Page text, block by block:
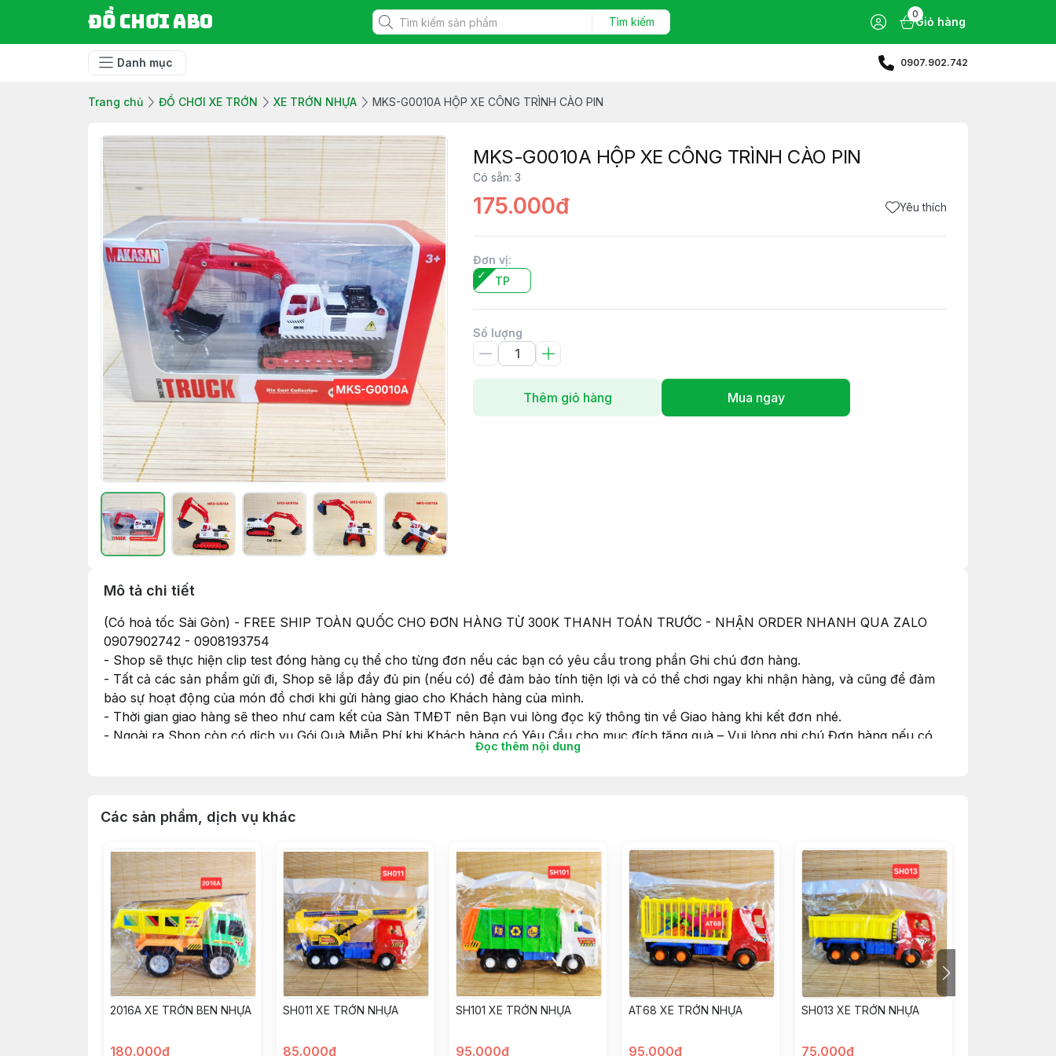
Đồ chơi ABO Tìm kiếm
0
Giỏ hàng
Danh mục 0907.902.742
Trang chủ ĐỒ CHƠI XE TRỚN XE TRỚN NHỰA MKS-G0010A HỘP XE CÔNG TRÌNH CÀO PIN
MKS-G0010A HỘP XE CÔNG TRÌNH CÀO PIN
Có sẵn: 3
175.000đ Yêu thích
Đơn vị:
TP
Số lượng
Thêm giỏ hàng Mua ngay
Mô tả chi tiết
(Có hoả tốc Sài Gòn) - FREE SHIP TOÀN QUỐC CHO ĐƠN HÀNG TỪ 300K THANH TOÁN TRƯỚC - NHẬN ORDER NHANH QUA ZALO
0907902742 - 0908193754
- Shop sẽ thực hiện clip test đóng hàng cụ thể cho từng đơn nếu các bạn có yêu cầu trong phần Ghi chú đơn hàng.
- Tất cả các sản phẩm gửi đi, Shop sẽ lắp đầy đủ pin (nếu có) để đảm bảo tính tiện lợi và có thể chơi ngay khi nhận hàng, và cũng để đảm
bảo sự hoạt động của món đồ chơi khi gửi hàng giao cho Khách hàng của mình.
- Thời gian giao hàng sẽ theo như cam kết của Sàn TMĐT nên Bạn vui lòng đọc kỹ thông tin về Giao hàng khi kết đơn nhé.
- Ngoài ra Shop còn có dịch vụ Gói Quà Miễn Phí khi Khách hàng có Yêu Cầu cho mục đích tặng quà – Vui lòng ghi chú Đơn hàng nếu có
Đọc thêm nội dung
Các sản phẩm, dịch vụ khác
2016A XE TRỚN BEN NHỰA
180.000đ
SH011 XE TRỚN NHỰA
85.000đ
SH101 XE TRỚN NHỰA
95.000đ
AT68 XE TRỚN NHỰA
95.000đ
SH013 XE TRỚN NHỰA
75.000đ